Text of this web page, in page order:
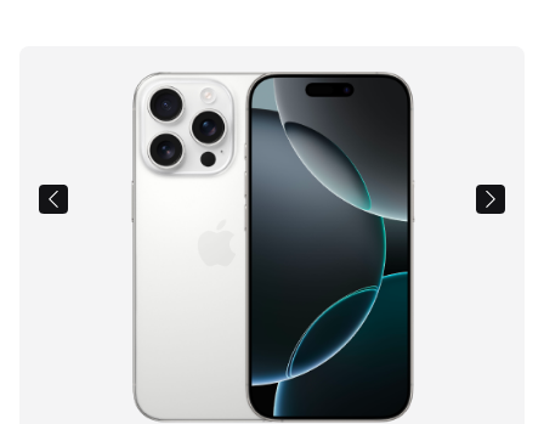
Images
du
produit